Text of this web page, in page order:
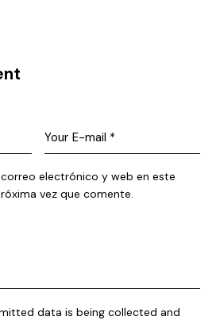
electrónico y web en este
vez que comente.
data is being collected and